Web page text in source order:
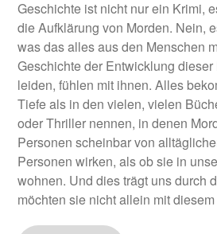
Geschichte ist nicht nur ein Krimi,
die Aufklärung von Morden. Nein,
was das alles aus den Menschen
Geschichte der Entwicklung
leiden, fühlen mit ihnen. Alles
Tiefe als in den vielen, vielen
oder Thriller nennen, in denen
Personen scheinbar von
Personen wirken, als ob sie in
wohnen. Und dies trägt uns durch
möchten sie nicht allein mit